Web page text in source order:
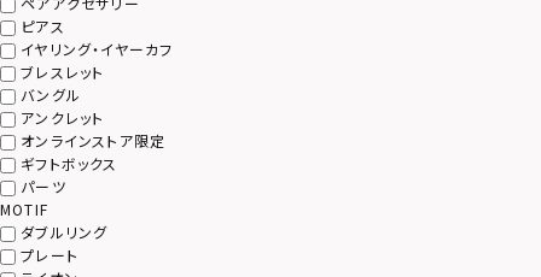
ピアス
イヤリング・イヤーカフ
ブレスレット
バングル
アンクレット
オンラインストア限定
ギフトボックス
パーツ
MOTIF
ダブルリング
プレート